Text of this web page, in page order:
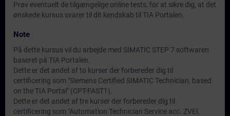
Prøv eventuelt de tilgængelige online tests, for at sikre dig, at det
ønskede kursus svarer til dit kendskab til TIA Portalen.
Note
På dette kursus vil du arbejde med SIMATIC STEP 7 softwaren
baseret på TIA Portalen.
Dette er det andet af to kurser der forbereder dig til
certificering som "Siemens Certified SIMATIC Technician, based
on the TIA Portal" (CPT-FAST1).
Dette er det andet af tre kurser der forbereder dig til
certificering som "Automation Technician Service acc. ZVEI,